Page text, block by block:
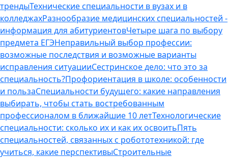
трендыТехнические специальности в вузах и в
колледжахРазнообразие медицинских специальностей -
информация для абитуриентовЧетыре шага по выбору
предмета ЕГЭНеправильный выбор профессии:
возможные последствия и возможные варианты
исправления ситуацииСестринское дело: что это за
специальность?Профориентация в школе: особенности
и пользаСпециальности будущего: какие направления
выбирать, чтобы стать востребованным
профессионалом в ближайшие 10 летТехнологические
специальности: сколько их и как их освоитьПять
специальностей, связанных с робототехникой: где
учиться, какие перспективыСтроительные